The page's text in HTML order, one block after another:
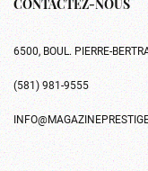
CONTACTEZ-NOUS
6500, BOUL. PIERRE-
(581) 981-9555